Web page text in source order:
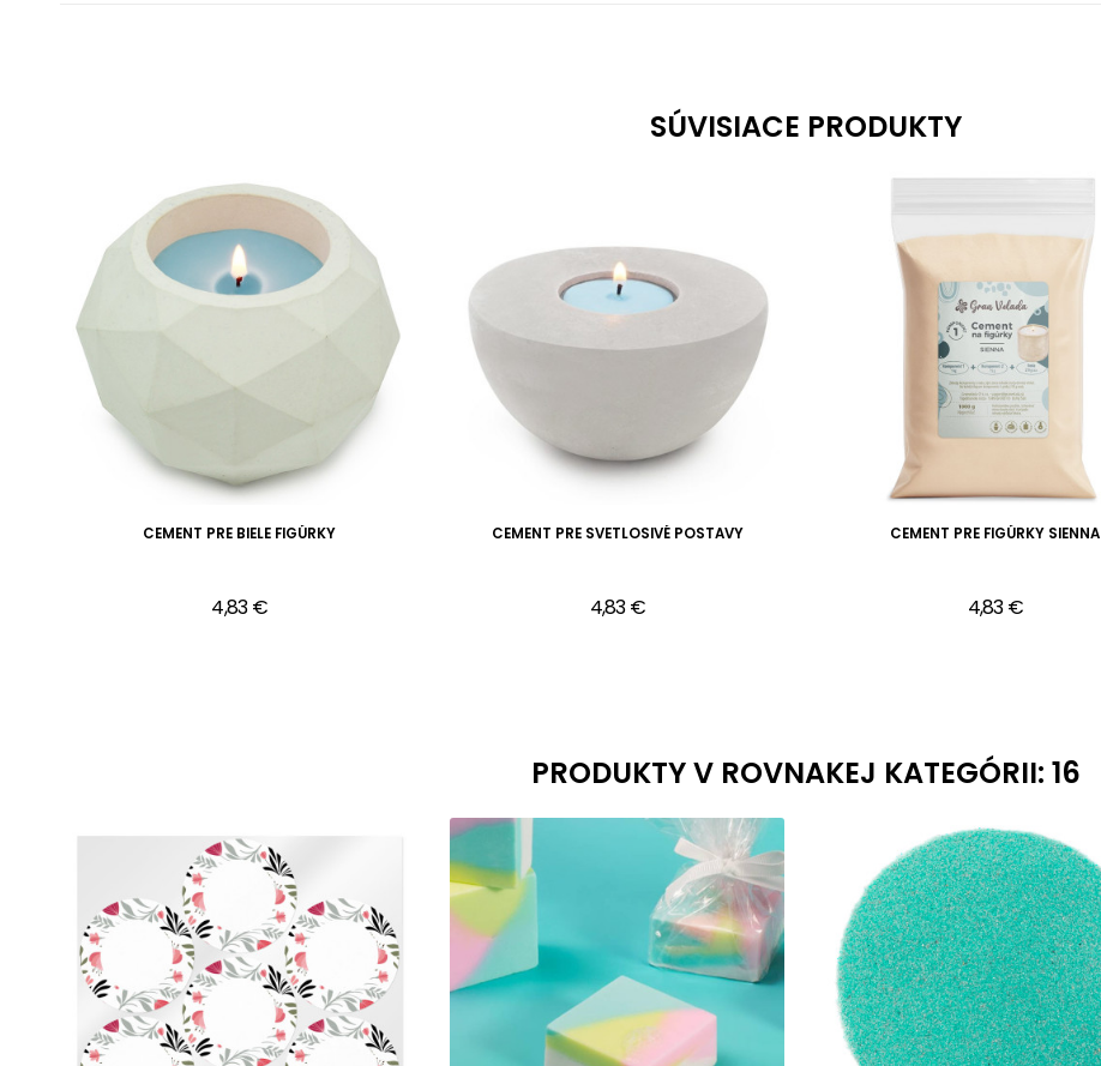
SÚVISIACE PRODUKTY
CEMENT PRE BIELE FIGÚRKY
4,83 €
CEMENT PRE SVETLOSIVÉ POSTAVY
4,83 €
CEMENT PRE FIGÚRKY SIENNA
4,83 €
PRODUKTY V ROVNAKEJ KATEGÓRII: 16